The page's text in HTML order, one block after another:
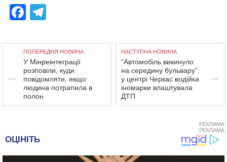
Facebook
ПОПЕРЕДНЯ НОВИНА
У Мінреінтеграції
розповіли, куди
повідомляти, якщо
людина потрапила в
полон
НАСТУПНА НОВИНА
“Автомобіль викинуло
на середину бульвару”:
у центрі Черкас водійка
іномарки влаштувала
ДТП
РЕКЛАМА
РЕКЛАМА